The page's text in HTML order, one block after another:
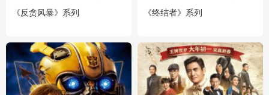
《反贪风暴》系列 《终结者》系列